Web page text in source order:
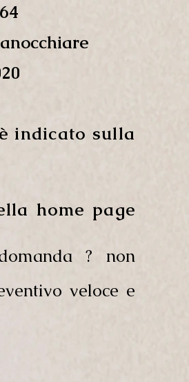
indicato sulla
home page
? non
veloce e